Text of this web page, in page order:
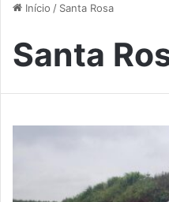
Início / Santa Rosa
Santa